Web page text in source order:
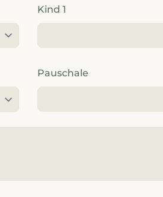
Kind 1
Pauschale